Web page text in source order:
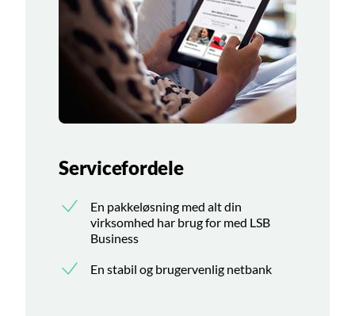
Servicefordele
En pakkeløsning med alt din
virksomhed har brug for med LSB
Business
En stabil og brugervenlig netbank